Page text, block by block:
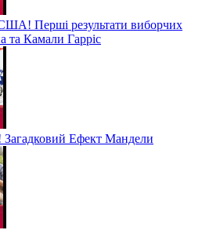
Перші результати виборчих
та Камали Гарріс
Загадковий Ефект Мандели